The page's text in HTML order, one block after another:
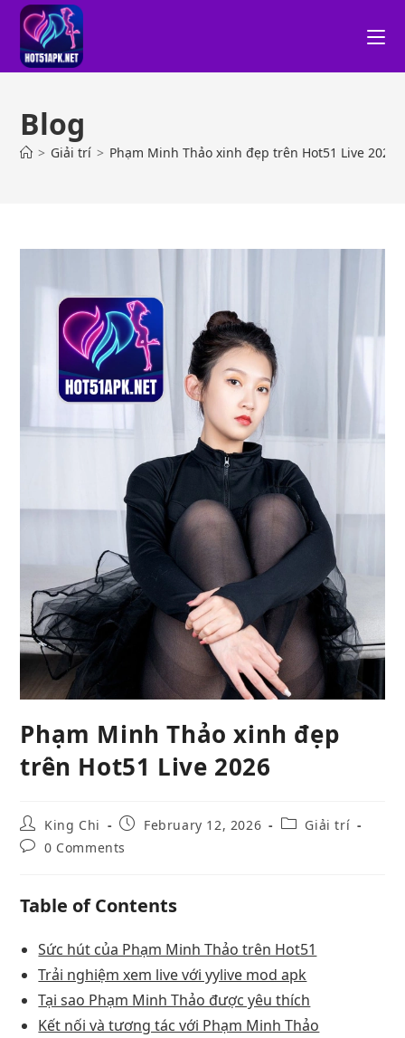
Blog
> Giải trí > Phạm Minh Thảo xinh đẹp trên Hot51 Live 2026
Phạm Minh Thảo xinh đẹp
trên Hot51 Live 2026
King Chi February 12, 2026
Giải trí
0 Comments
Table of Contents
Sức hút của Phạm Minh Thảo trên Hot51
Trải nghiệm xem live với yylive mod apk
Tại sao Phạm Minh Thảo được yêu thích
Kết nối và tương tác với Phạm Minh Thảo